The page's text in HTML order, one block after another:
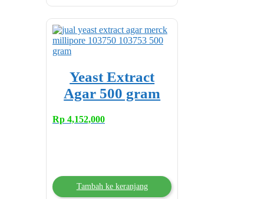
Yeast Extract
Agar 500 gram
Rp 4,152,000
Tambah ke keranjang